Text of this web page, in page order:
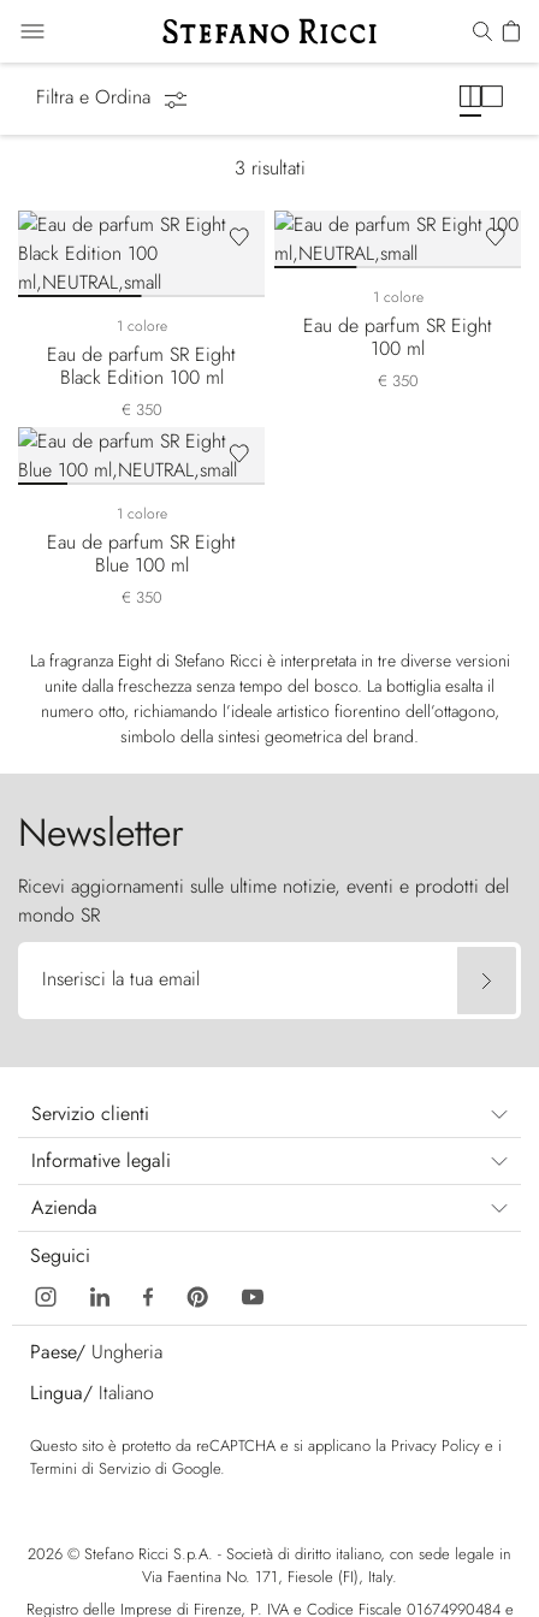
Filtra e Ordina
3 risultati
1 colore
Eau de parfum SR Eight
Black Edition 100 ml
€ 350
1 colore
Eau de parfum SR Eight
100 ml
€ 350
1 colore
Eau de parfum SR Eight
Blue 100 ml
€ 350
La fragranza Eight di Stefano Ricci è interpretata in tre diverse versioni
unite dalla freschezza senza tempo del bosco. La bottiglia esalta il
numero otto, richiamando l’ideale artistico fiorentino dell’ottagono,
simbolo della sintesi geometrica del brand.
Newsletter
Ricevi aggiornamenti sulle ultime notizie, eventi e prodotti del
mondo SR
Inserisci la tua email
Servizio clienti
Informative legali
Azienda
Seguici
Paese/ Ungheria
Lingua/ Italiano
Questo sito è protetto da reCAPTCHA e si applicano la Privacy Policy e i
Termini di Servizio di Google.
2026 © Stefano Ricci S.p.A. - Società di diritto italiano, con sede legale in
Via Faentina No. 171, Fiesole (FI), Italy.
Registro delle Imprese di Firenze, P. IVA e Codice Fiscale 01674990484 e